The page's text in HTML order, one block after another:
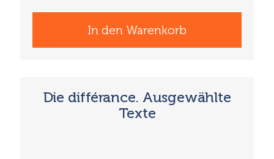
In den Warenkorb
Die différance. Ausgewählte
Texte